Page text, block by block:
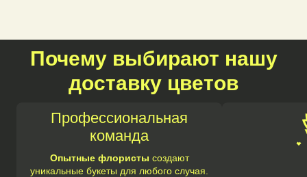
Почему выбирают нашу
доставку цветов
Профессиональная
команда
Опытные флористы создают
уникальные букеты для любого случая.